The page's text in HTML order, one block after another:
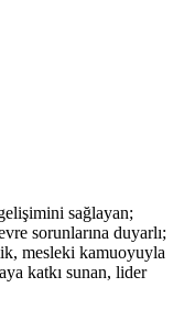
sağlayan;
sorunlarına duyarlı;
mesleki kamuoyuyla
katkı sunan, lider